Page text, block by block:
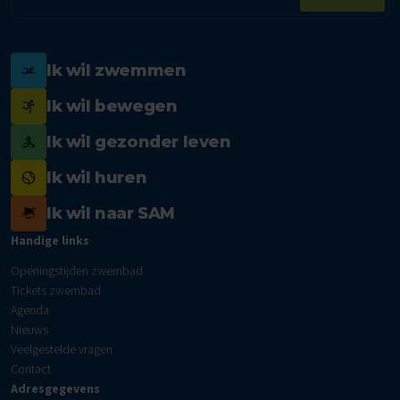
Ik wil zwemmen
Ik wil bewegen
Ik wil gezonder leven
Ik wil huren
Ik wil naar SAM
Handige links
Openingstijden zwembad
Tickets zwembad
Agenda
Nieuws
Veelgestelde vragen
Contact
Adresgegevens